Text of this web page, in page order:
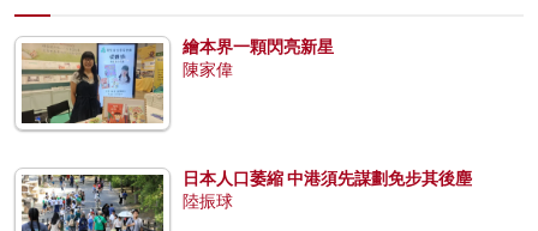
繪本界一顆閃亮新星
陳家偉
日本人口萎縮 中港須先謀劃免步其後塵
陸振球